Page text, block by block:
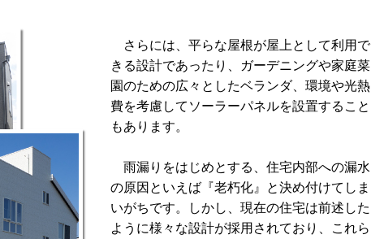
さらには、平らな屋根が屋上として利用で
きる設計であったり、ガーデニングや家庭菜
園のための広々としたベランダ、環境や光熱
費を考慮してソーラーパネルを設置すること
もあります。
雨漏りをはじめとする、住宅内部への漏水
の原因といえば『老朽化』と決め付けてしま
いがちです。しかし、現在の住宅は前述した
ように様々な設計が採用されており、これら